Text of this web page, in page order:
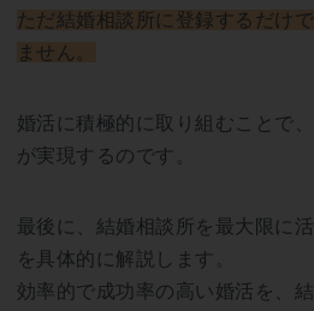
ただ結婚相談所に登録するだけ
ません。
婚活に積極的に取り組むことで
が実現するのです。
最後に、結婚相談所を最大限に
を具体的に解説します。
効率的で成功率の高い婚活を、